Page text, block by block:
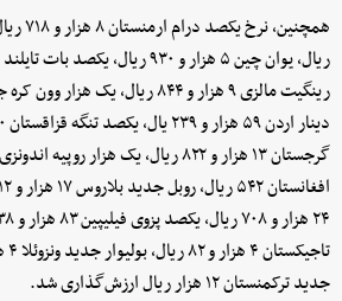
جدید ترکمنستان ۱۲ هزار ریال ارزش‌گذاری شد.